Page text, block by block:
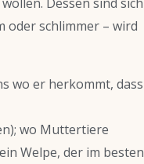
oder schlimmer – wird
wo er herkommt, dass
wo Muttertiere
Welpe, der im besten